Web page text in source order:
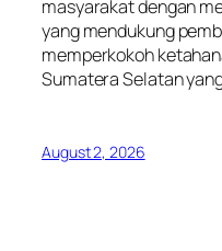
masyarakat dengan
yang mendukung
memperkokoh
Sumatera Selatan
August 2, 2026